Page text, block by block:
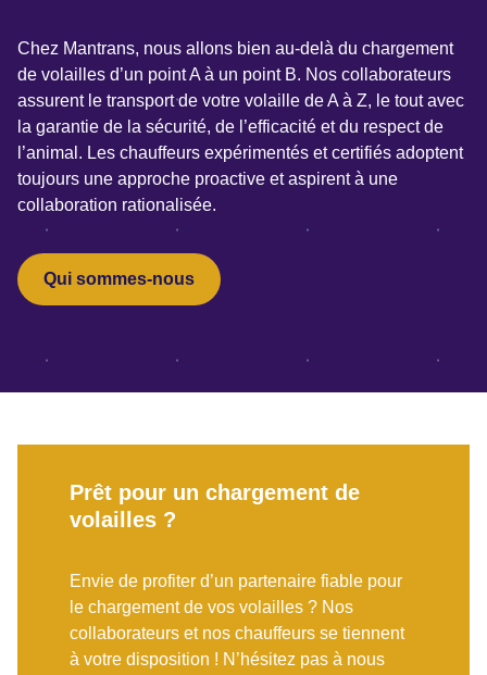
Chez Mantrans, nous allons bien au-delà du chargement
de volailles d’un point A à un point B. Nos collaborateurs
assurent le transport de votre volaille de A à Z, le tout avec
la garantie de la sécurité, de l’efficacité et du respect de
l’animal. Les chauffeurs expérimentés et certifiés adoptent
toujours une approche proactive et aspirent à une
collaboration rationalisée.
Qui sommes-nous
Prêt pour un chargement de
volailles ?
Envie de profiter d’un partenaire fiable pour
le chargement de vos volailles ? Nos
collaborateurs et nos chauffeurs se tiennent
à votre disposition ! N’hésitez pas à nous